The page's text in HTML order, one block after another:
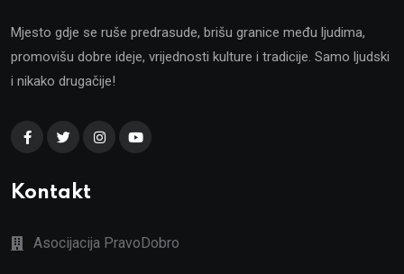
Mjesto gdje se ruše predrasude, brišu granice među ljudima,
promovišu dobre ideje, vrijednosti kulture i tradicije. Samo ljudski
i nikako drugačije!
Kontakt
Asocijacija PravoDobro